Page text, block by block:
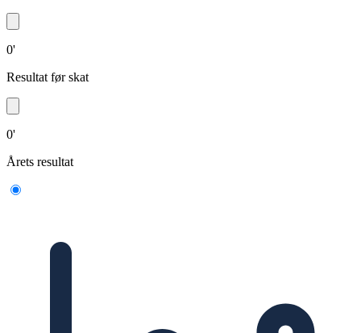
0'
Resultat før skat
0'
Årets resultat